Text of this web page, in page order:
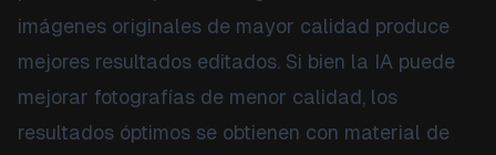
imágenes originales de mayor calidad produce
mejores resultados editados. Si bien la IA puede
mejorar fotografías de menor calidad, los
resultados óptimos se obtienen con material de